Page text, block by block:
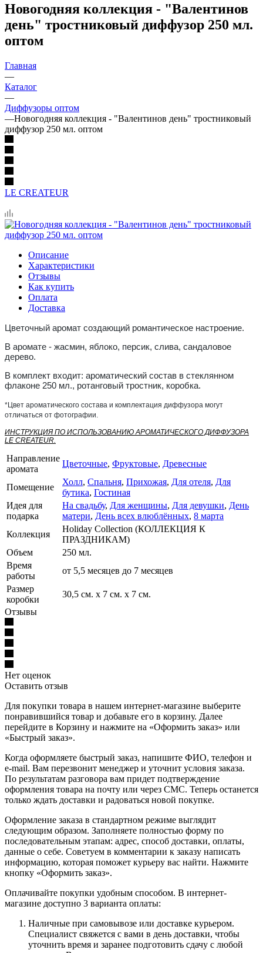
Новогодняя коллекция - "Валентинов
день" тростниковый диффузор 250 мл.
оптом
Главная
—
Каталог
—
Диффузоры оптом
—Новогодняя коллекция - "Валентинов день" тростниковый
диффузор 250 мл. оптом
LE CREATEUR
Описание
Характеристики
Отзывы
Как купить
Оплата
Доставка
Цветочный аромат создающий романтическое настроение.
В аромате - жасмин, яблоко, персик, слива, сандаловое
дерево.
В комплект входит: ароматический состав в стеклянном
флаконе 250 мл., ротанговый тростник, коробка.
*Цвет ароматического состава и комплектация диффузора могут
отличаться от фотографии.
ИНСТРУКЦИЯ ПО ИСПОЛЬЗОВАНИЮ АРОМАТИЧЕСКОГО ДИФФУЗОРА
LE CREATEUR.
Направление
аромата
Цветочные, Фруктовые, Древесные
Помещение
Холл, Спальня, Прихожая, Для отеля, Для
бутика, Гостиная
Идея для
подарка
На свадьбу, Для женщины, Для девушки, День
матери, День всех влюблённых, 8 марта
Коллекция
Holiday Collection (КОЛЛЕКЦИЯ К
ПРАЗДНИКАМ)
Объем
250 мл.
Время
работы
от 5,5 месяцев до 7 месяцев
Размер
коробки
30,5 см. х 7 см. х 7 см.
Отзывы
Нет оценок
Оставить отзыв
Для покупки товара в нашем интернет-магазине выберите
понравившийся товар и добавьте его в корзину. Далее
перейдите в Корзину и нажмите на «Оформить заказ» или
«Быстрый заказ».
Когда оформляете быстрый заказ, напишите ФИО, телефон и
e-mail. Вам перезвонит менеджер и уточнит условия заказа.
По результатам разговора вам придет подтверждение
оформления товара на почту или через СМС. Теперь останется
только ждать доставки и радоваться новой покупке.
Оформление заказа в стандартном режиме выглядит
следующим образом. Заполняете полностью форму по
последовательным этапам: адрес, способ доставки, оплаты,
данные о себе. Советуем в комментарии к заказу написать
информацию, которая поможет курьеру вас найти. Нажмите
кнопку «Оформить заказ».
Оплачивайте покупки удобным способом. В интернет-
магазине доступно 3 варианта оплаты:
Наличные при самовывозе или доставке курьером.
Специалист свяжется с вами в день доставки, чтобы
уточнить время и заранее подготовить сдачу с любой